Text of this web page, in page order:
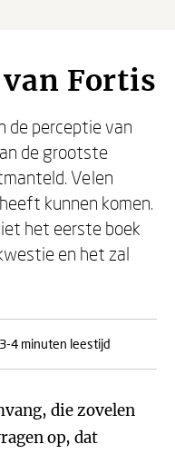
Fortis
de perceptie van
de grootste
Velen
kunnen komen.
het eerste boek
en het zal
3-4 minuten leestijd
die zovelen
op, dat